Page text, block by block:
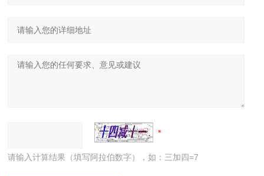
请输入计算结果（填写阿拉伯数字），如：三加四=7